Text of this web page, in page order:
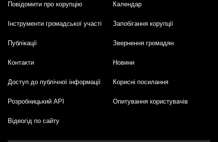
Повідомити про корупцію Календар
Інструменти громадської участі Запобігання корупції
Публікації Звернення громадян
Контакти Новини
Доступ до публічної інформації Корисні посилання
Розробницький API Опитування користувачів
Відеогід по сайту